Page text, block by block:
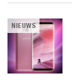
NIEUWS